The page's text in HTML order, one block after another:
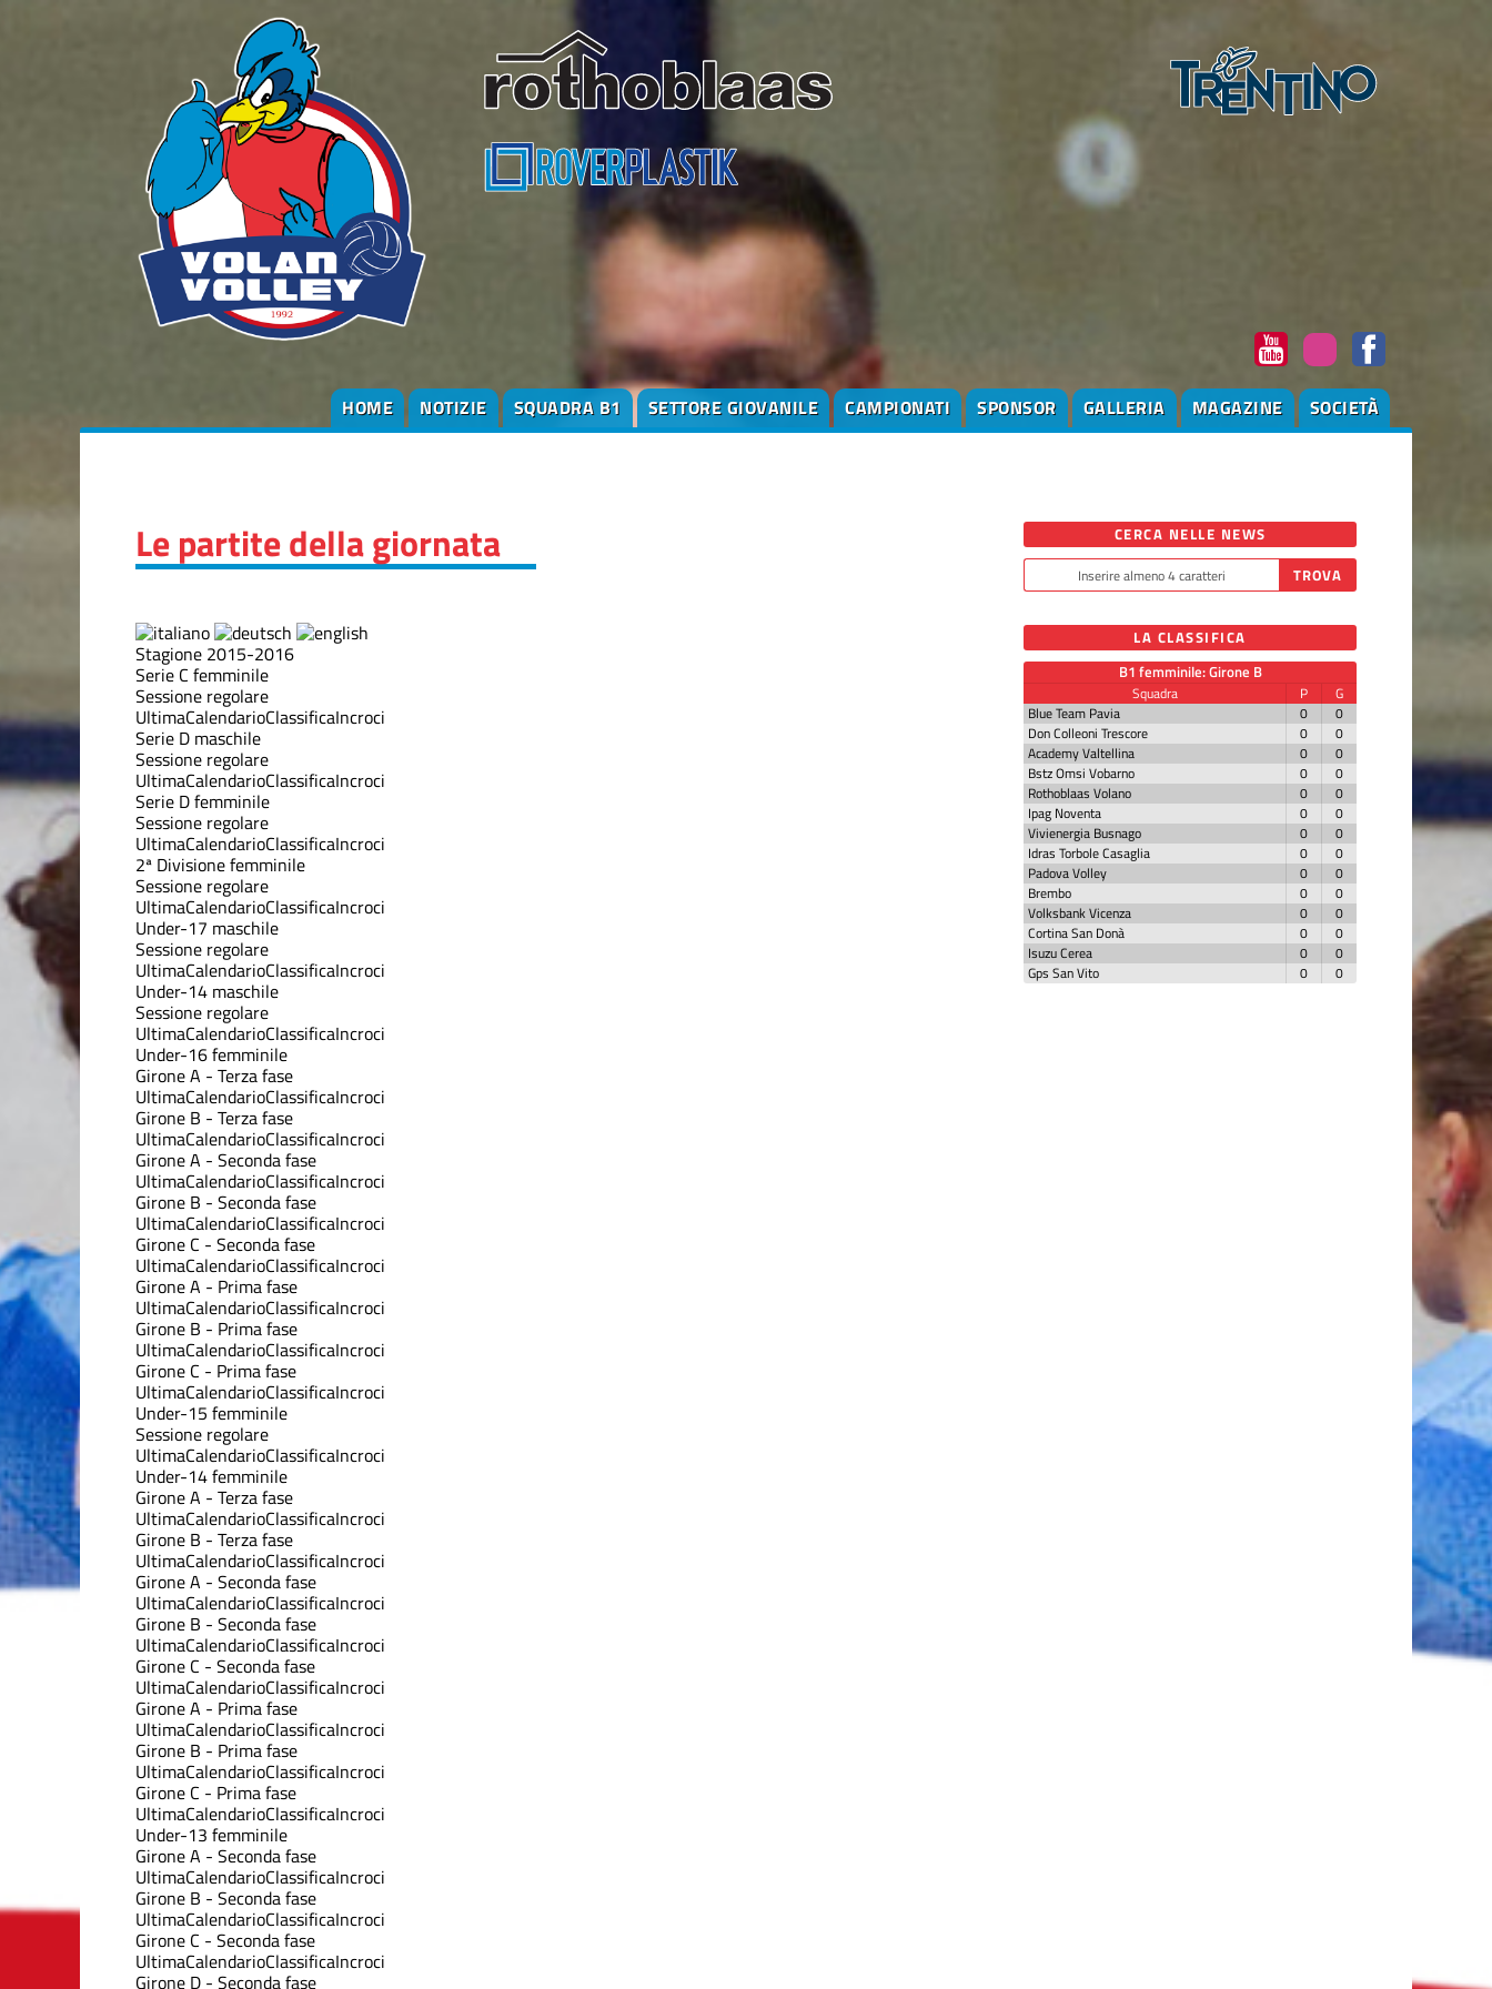
HOME NOTIZIE SQUADRA B1 SETTORE GIOVANILE CAMPIONATI SPONSOR GALLERIA MAGAZINE SOCIETÀ
Le partite della giornata
Stagione 2015-2016
Serie C femminile
Sessione regolare
UltimaCalendarioClassificaIncroci
Serie D maschile
Sessione regolare
UltimaCalendarioClassificaIncroci
Serie D femminile
Sessione regolare
UltimaCalendarioClassificaIncroci
2ª Divisione femminile
Sessione regolare
UltimaCalendarioClassificaIncroci
Under-17 maschile
Sessione regolare
UltimaCalendarioClassificaIncroci
Under-14 maschile
Sessione regolare
UltimaCalendarioClassificaIncroci
Under-16 femminile
Girone A - Terza fase
UltimaCalendarioClassificaIncroci
Girone B - Terza fase
UltimaCalendarioClassificaIncroci
Girone A - Seconda fase
UltimaCalendarioClassificaIncroci
Girone B - Seconda fase
UltimaCalendarioClassificaIncroci
Girone C - Seconda fase
UltimaCalendarioClassificaIncroci
Girone A - Prima fase
UltimaCalendarioClassificaIncroci
Girone B - Prima fase
UltimaCalendarioClassificaIncroci
Girone C - Prima fase
UltimaCalendarioClassificaIncroci
Under-15 femminile
Sessione regolare
UltimaCalendarioClassificaIncroci
Under-14 femminile
Girone A - Terza fase
UltimaCalendarioClassificaIncroci
Girone B - Terza fase
UltimaCalendarioClassificaIncroci
Girone A - Seconda fase
UltimaCalendarioClassificaIncroci
Girone B - Seconda fase
UltimaCalendarioClassificaIncroci
Girone C - Seconda fase
UltimaCalendarioClassificaIncroci
Girone A - Prima fase
UltimaCalendarioClassificaIncroci
Girone B - Prima fase
UltimaCalendarioClassificaIncroci
Girone C - Prima fase
UltimaCalendarioClassificaIncroci
Under-13 femminile
Girone A - Seconda fase
UltimaCalendarioClassificaIncroci
Girone B - Seconda fase
UltimaCalendarioClassificaIncroci
Girone C - Seconda fase
UltimaCalendarioClassificaIncroci
Girone D - Seconda fase
CERCA NELLE NEWS
LA CLASSIFICA
B1 femminile: Girone B
Squadra P
G
Blue Team Pavia
0
0
Don Colleoni Trescore
0
0
Academy Valtellina
0
0
Bstz Omsi Vobarno
0
0
Rothoblaas Volano
0
0
Ipag Noventa
0
0
Vivienergia Busnago
0
0
Idras Torbole Casaglia
0
0
Padova Volley
0
0
Brembo
0
0
Volksbank Vicenza
0
0
Cortina San Donà
0
0
Isuzu Cerea
0
0
Gps San Vito
0 0